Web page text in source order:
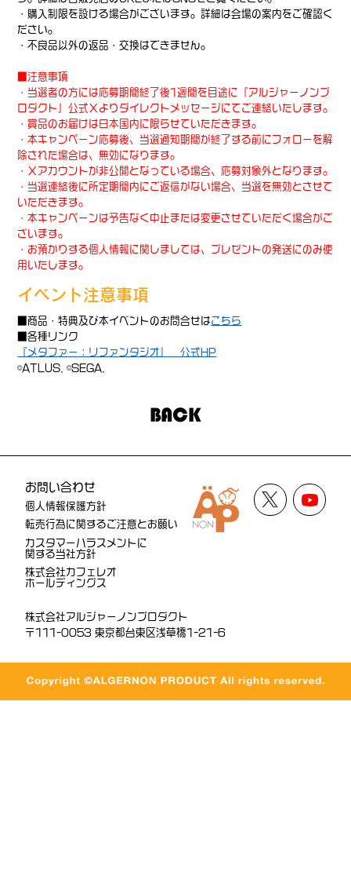
・購入制限を設ける場合がございます。詳細は会場の案内をご確認く
ださい。
・不良品以外の返品・交換はできません。
■注意事項
・当選者の方には応募期間終了後1週間を目途に『アルジャーノンプ
ロダクト』公式Ｘよりダイレクトメッセージにてご連絡いたします。
・賞品のお届けは日本国内に限らせていただきます。
・本キャンペーン応募後、当選通知期間が終了する前にフォローを解
除された場合は、無効になります。
・Ｘアカウントが非公開となっている場合、応募対象外となります。
・当選連絡後に所定期間内にご返信がない場合、当選を無効とさせて
いただきます。
・本キャンペーンは予告なく中止または変更させていただく場合がご
ざいます。
・お預かりする個人情報に関しましては、プレゼントの発送にのみ使
用いたします。
イベント注意事項
■商品・特典及び本イベントのお問合せはこちら
■各種リンク
『メタファー：リファンタジオ』 公式HP
©ATLUS. ©SEGA.
BACK
お問い合わせ
個人情報保護方針
転売行為に関するご注意とお願い
カスタマーハラスメントに
関する当社方針
株式会社カフェレオ
ホールディングス
株式会社アルジャーノンプロダクト
〒111-0053 東京都台東区浅草橋1-21-6